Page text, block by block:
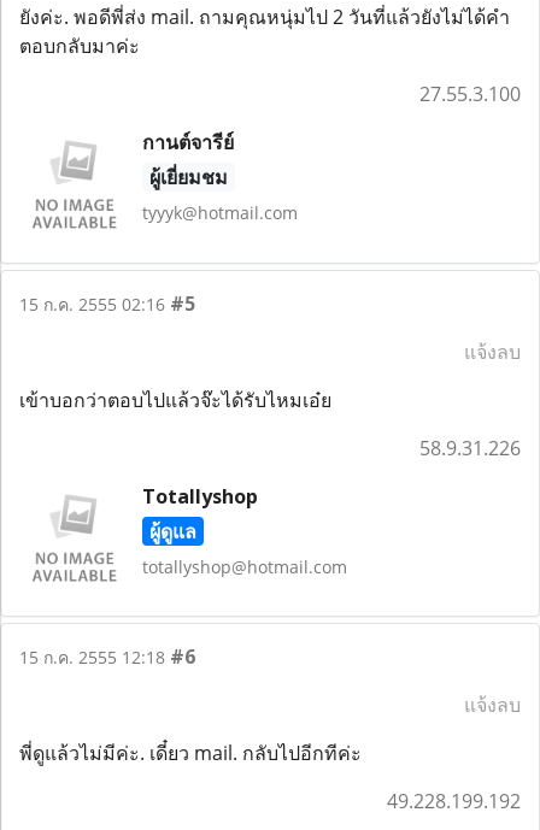
ยังค่ะ. พอดีพี่ส่ง mail. ถามคุณหนุ่มไป 2 วันที่แล้วยังไม่ได้คำ
ตอบกลับมาค่ะ
27.55.3.100
กานต์จารีย์
ผู้เยี่ยมชม
tyyyk@hotmail.com
15 ก.ค. 2555 02:16 #5
แจ้งลบ
เข้าบอกว่าตอบไปแล้วจ๊ะได้รับไหมเอ๋ย
58.9.31.226
Totallyshop
ผู้ดูแล
totallyshop@hotmail.com
15 ก.ค. 2555 12:18 #6
แจ้งลบ
พี่ดูแล้วไม่มีค่ะ. เดี๋ยว mail. กลับไปอีกทีค่ะ
49.228.199.192